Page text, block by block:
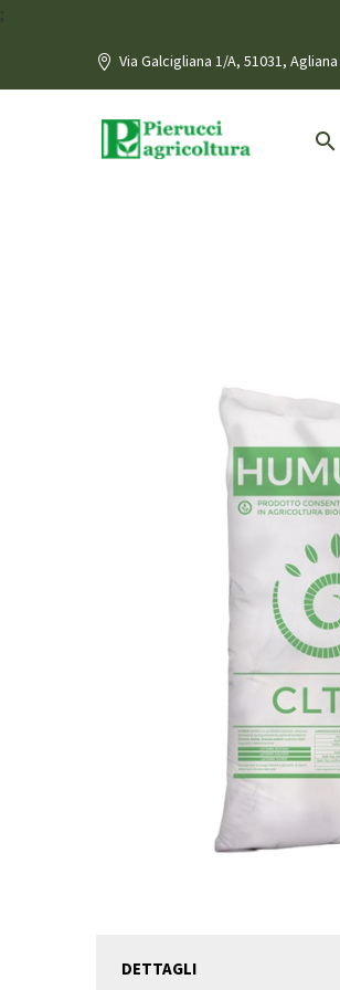
;
Via Galcigliana 1/A, 51031,
DETTAGLI